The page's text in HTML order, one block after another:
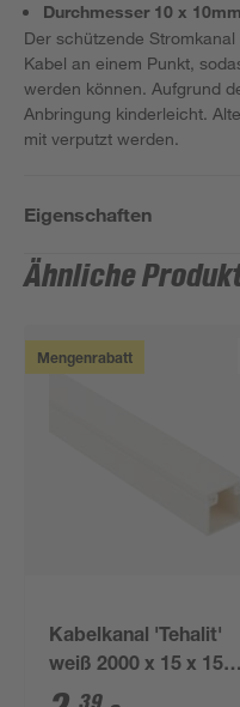
Durchmesser 10 x 10mm
Der schützende
Kabel an einem Punkt,
werden können. Aufgrund
Anbringung kinderleicht.
mit verputzt werden.
Eigenschaften
Ähnliche
Mengenrabatt
Kabelkanal 'Tehalit'
weiß 2000 x 15 x 15
mm